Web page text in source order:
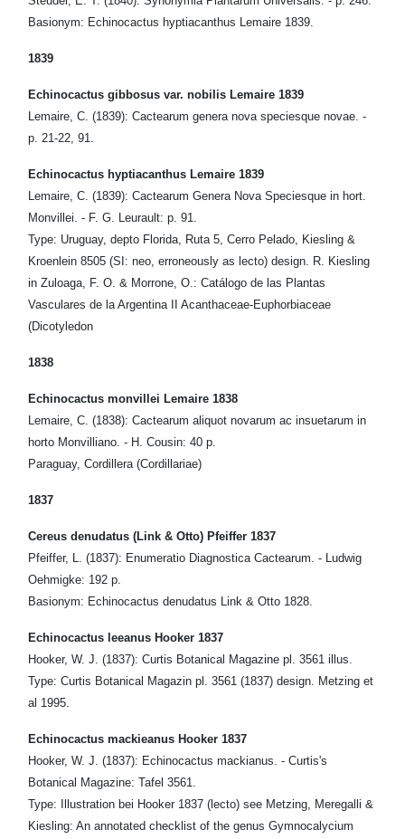
Basionym: Echinocactus hyptiacanthus Lemaire 1839.
1839
Echinocactus gibbosus var. nobilis Lemaire 1839
Lemaire, C. (1839): Cactearum genera nova speciesque novae. -
p. 21-22, 91.
Echinocactus hyptiacanthus Lemaire 1839
Lemaire, C. (1839): Cactearum Genera Nova Speciesque in hort.
Monvillei. - F. G. Leurault: p. 91.
Type: Uruguay, depto Florida, Ruta 5, Cerro Pelado, Kiesling &
Kroenlein 8505 (SI: neo, erroneously as lecto) design. R. Kiesling
in Zuloaga, F. O. & Morrone, O.: Catálogo de las Plantas
Vasculares de la Argentina II Acanthaceae-Euphorbiaceae
(Dicotyledon
1838
Echinocactus monvillei Lemaire 1838
Lemaire, C. (1838): Cactearum aliquot novarum ac insuetarum in
horto Monvilliano. - H. Cousin: 40 p.
Paraguay, Cordillera (Cordillariae)
1837
Cereus denudatus (Link & Otto) Pfeiffer 1837
Pfeiffer, L. (1837): Enumeratio Diagnostica Cactearum. - Ludwig
Oehmigke: 192 p.
Basionym: Echinocactus denudatus Link & Otto 1828.
Echinocactus leeanus Hooker 1837
Hooker, W. J. (1837): Curtis Botanical Magazine pl. 3561 illus.
Type: Curtis Botanical Magazin pl. 3561 (1837) design. Metzing et
al 1995.
Echinocactus mackieanus Hooker 1837
Hooker, W. J. (1837): Echinocactus mackianus. - Curtis's
Botanical Magazine: Tafel 3561.
Type: Illustration bei Hooker 1837 (lecto) see Metzing, Meregalli &
Kiesling: An annotated checklist of the genus Gymnocalycium